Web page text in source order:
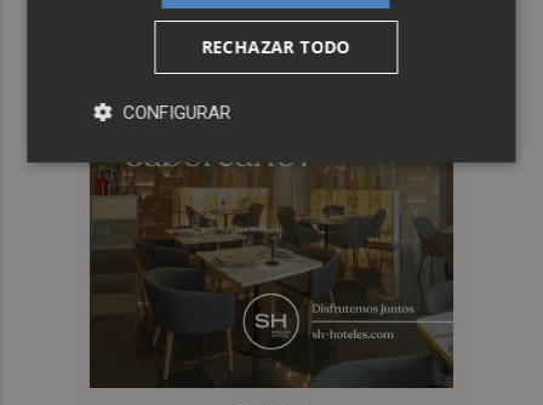
RECHAZAR TODO
CONFIGURAR